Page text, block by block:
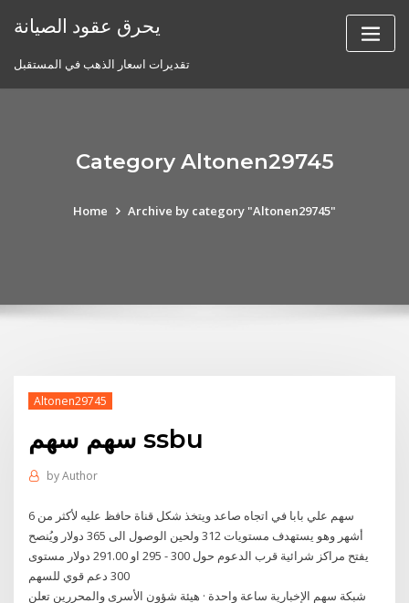
يحرق عقود الصيانة
تقديرات اسعار الذهب في المستقبل
Category Altonen29745
Home Archive by category "Altonen29745"
Altonen29745
سهم سهم ssbu
byAuthor
سهم علي بابا في اتجاه صاعد ويتخذ شكل قناة حافظ عليه لأكثر من 6
أشهر وهو يستهدف مستويات 312 ولحين الوصول الى 365 دولار ويُنصح
يفتح مراكز شرائية قرب الدعوم حول 300 - 295 او 291.00 دولار مستوى
300 دعم قوي للسهم
شبكة سهم الإخبارية ساعة واحدة · هيئة شؤون الأسرى والمحررين تعلن